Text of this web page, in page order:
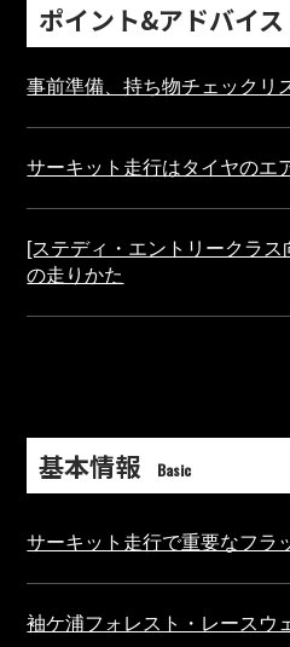
ポイント&アドバイス
事前準備、持ち物チェックリ
サーキット走行はタイヤのエ
[ステディ・エントリークラス
の走りかた
基本情報 Basic
サーキット走行で重要なフラ
袖ケ浦フォレスト・レースウ